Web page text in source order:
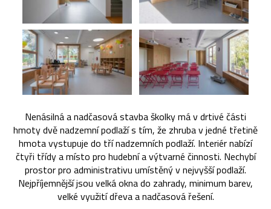
Nenásilná a nadčasová stavba školky má v drtivé části
hmoty dvě nadzemní podlaží s tím, že zhruba v jedné třetině
hmota vystupuje do tří nadzemních podlaží. Interiér nabízí
čtyři třídy a místo pro hudební a výtvarné činnosti. Nechybí
prostor pro administrativu umístěný v nejvyšší podlaží.
Nejpříjemnější jsou velká okna do zahrady, minimum barev,
velké využití dřeva a nadčasová řešení.